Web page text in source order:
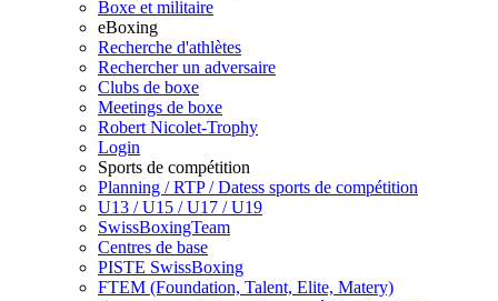
Boxe et militaire
eBoxing
Recherche d'athlètes
Rechercher un adversaire
Clubs de boxe
Meetings de boxe
Robert Nicolet-Trophy
Login
Sports de compétition
Planning / RTP / Datess sports de compétition
U13 / U15 / U17 / U19
SwissBoxingTeam
Centres de base
PISTE SwissBoxing
FTEM (Foundation, Talent, Elite, Matery)